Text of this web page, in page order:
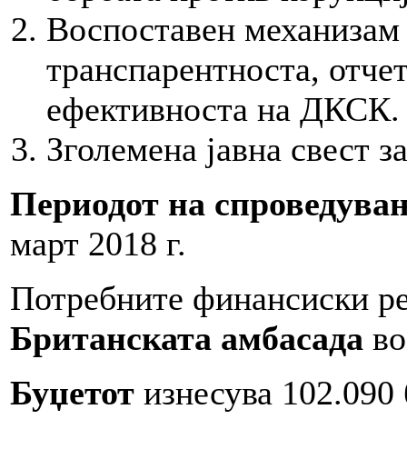
Воспоставен
транспарентноста,
ефективноста на ДКСК.
Зголемена јавна свест
Периодот на
март 2018 г.
Потребните финансиски
Британската амбасада
Буџетот изнесува